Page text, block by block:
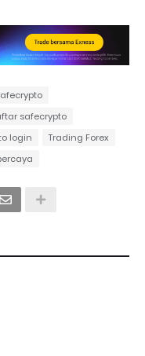
safecrypto
login
Trading Forex